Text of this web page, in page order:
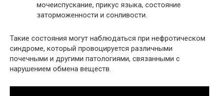
мочеиспускание, прикус языка, состояние
заторможенности и сонливости.
Такие состояния могут наблюдаться при нефротическом
синдроме, который провоцируется различными
почечными и другими патологиями, связанными с
нарушением обмена веществ.